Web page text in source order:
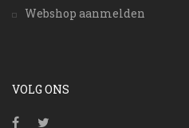
Webshop aanmelden
VOLG ONS